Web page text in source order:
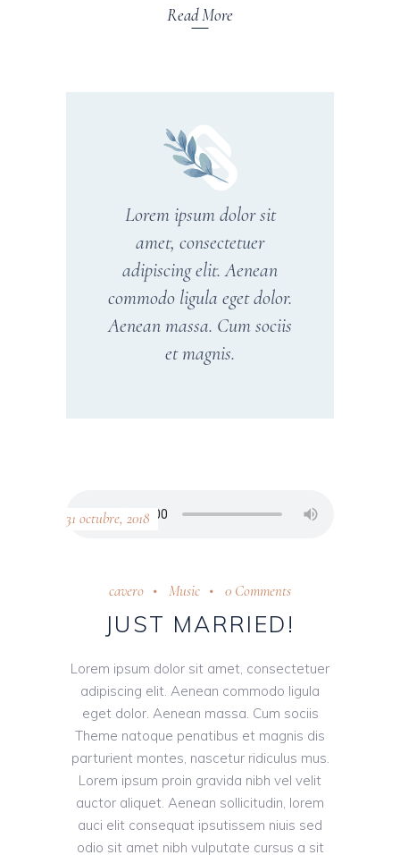
Read More
Lorem ipsum dolor sit
amet, consectetuer
adipiscing elit. Aenean
commodo ligula eget dolor.
Aenean massa. Cum sociis
et magnis.
31 octubre, 2018
cavero Music 0 Comments
JUST MARRIED!
Lorem ipsum dolor sit amet, consectetuer
adipiscing elit. Aenean commodo ligula
eget dolor. Aenean massa. Cum sociis
Theme natoque penatibus et magnis dis
parturient montes, nascetur ridiculus mus.
Lorem ipsum proin gravida nibh vel velit
auctor aliquet. Aenean sollicitudin, lorem
auci elit consequat ipsutissem niuis sed
odio sit amet nibh vulputate cursus a sit